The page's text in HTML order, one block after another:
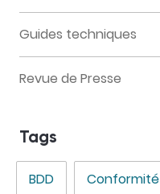
Guides techniques
Revue de Presse
Tags
BDD Conformité